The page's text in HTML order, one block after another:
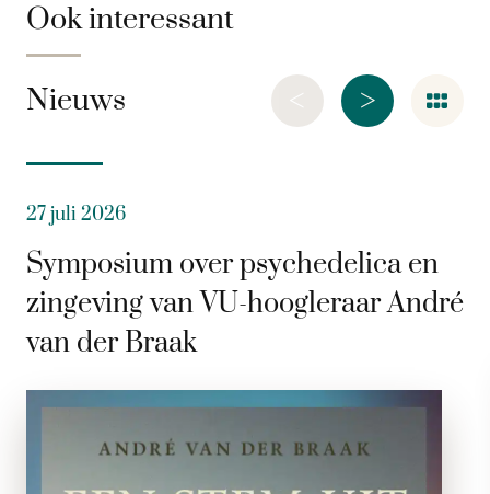
Ook interessant
Nieuws >
<
27 juli 2026
Symposium over psychedelica en
zingeving van VU-hoogleraar André
van der Braak